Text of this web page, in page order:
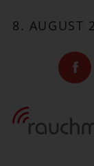
8. AUGUST